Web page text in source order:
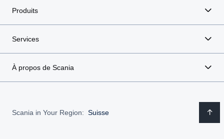
Produits
Services
À propos de Scania
Scania in Your Region: Suisse